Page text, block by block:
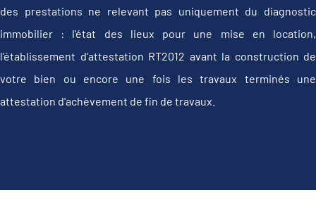
des prestations ne relevant pas uniquement du diagnostic
immobilier : l'état des lieux pour une mise en location,
l'établissement d’attestation RT2012 avant la construction de
votre bien ou encore une fois les travaux terminés une
attestation d'achèvement de fin de travaux.